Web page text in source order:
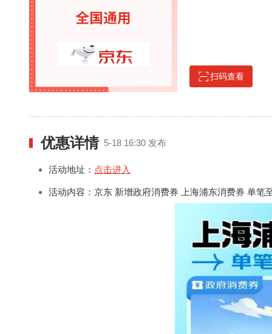
扫码查看
优惠详情 5-18 16:30 发布
活动地址： 点击进入
活动内容： 京东 新增政府消费券 上海浦东消费券 单笔